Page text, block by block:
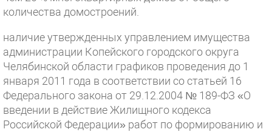
количества домостроений.
наличие утвержденных управлением имущества
администрации Копейского городского округа
Челябинской области графиков проведения до 1
января 2011 года в соответствии со статьей 16
Федерального закона от 29.12.2004 № 189-ФЗ «О
введении в действие Жилищного кодекса
Российской Федерации» работ по формированию и